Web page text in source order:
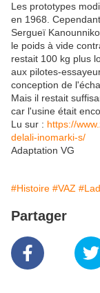
Les prototypes
en 1968.
Sergueï
le poids à vide
restait 100 kg plus
aux pilotes-
conception de
Mais il restait
car l'usine était
Lu sur : https://
delali-inomarki-s/
Adaptation VG
#Histoire #VAZ
Partager